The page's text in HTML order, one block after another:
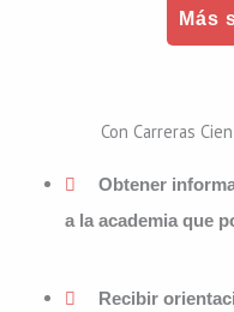
Más
Con Carreras
Obtener
a la academia que
Recibir